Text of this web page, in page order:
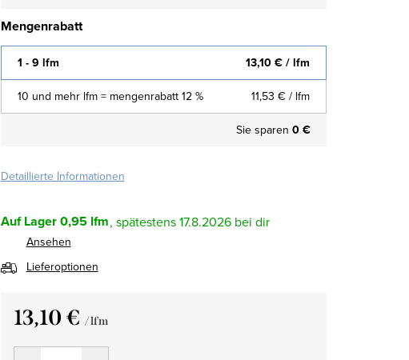
Mengenrabatt
1 - 9 lfm 13,10 €/ lfm
10 und mehr lfm = mengenrabatt 12 % 11,53 € / lfm
Sie sparen 0 €
Detaillierte Informationen
Auf Lager0,95 lfm 17.8.2026
Ansehen
Lieferoptionen
13,10 € / lfm
Verkaufspreis: